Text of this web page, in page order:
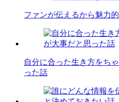
ファンが伝えるから魅力
自分に合った生き方をち
った話